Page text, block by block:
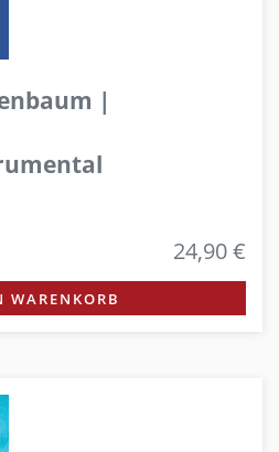
|
24,90 €
WARENKORB